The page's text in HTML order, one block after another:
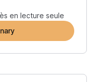
en lecture seule